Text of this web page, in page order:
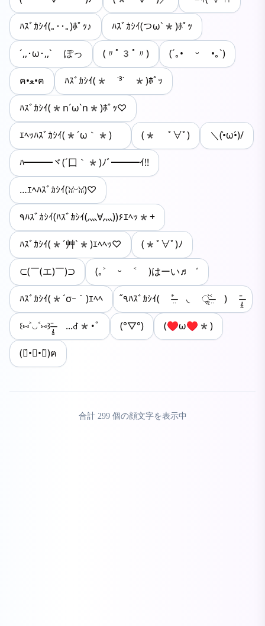
ﾊｽﾞｶｼｲ(｡･･｡)ﾎﾟｯ♪ ﾊｽﾞｶｼｲ(つω`*)ﾎﾟｯ
´,,･ω･,,` ぽっ (〃ﾟ3ﾟ〃) (´｡• ᵕ •｡`)
ฅ•ﻌ•ฅ ﾊｽﾞｶｼｲ(* ˙³˙ *)ﾎﾟｯ
ﾊｽﾞｶｼｲ(*n´ω`n*)ﾎﾟｯ♡
ｴﾍｯﾊｽﾞｶｼｲ(*´ω｀*)ゞ (* ﾟ∀ﾟ) ＼(•̀ω•́)/
ﾊ━━━ヾ(´囗｀*)ﾉﾞ━━━ｲ!!
…ｴﾍﾊｽﾞｶｼｲ(ꈍᵕꈍ)♡
٩ﾊｽﾞｶｼｲ(ﾊｽﾞｶｼｲ(灬∀灬))۶ｴﾍｯ*+
ﾊｽﾞｶｼｲ(*´艸`*)ｴﾍﾍｯ♡ (*ﾟ∀ﾟ)ﾉ
⊂(￣(エ)￣)⊃ (｡˃ ᵕ ˂ )はーい♬゛
ﾊｽﾞｶｼｲ(*´σｰ｀)ｴﾍﾍ ٩̋ﾊｽﾞｶｼｲ( ˃̶̤́ ◟ ॢ˂̶̤̀ ) ˉ̶̡̭̭
꒰⑅˃◡˂⑅꒱ˉ̶̡̭̭ ...ꁐ*･ﾟ (°▽°) (♥ω♥*)
(๑́•∀•๑̀)ฅ
合計 299個の顔文字を表示中